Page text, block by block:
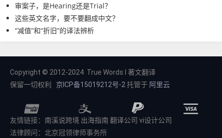
审案子，是Hearing还是Trial？
这些英文名字，要不要翻成中文？
“减值”和“折旧”的译法辨析
Copyright © 2012-2024 True Words I 著文翻译
保留一切权利
京ICP备15019212号-2 托管于 阿里云
友情链接： 南溪说跨境 出海指南 翻译公司 vi设计公司
法律顾问：北京冠领律师事务所